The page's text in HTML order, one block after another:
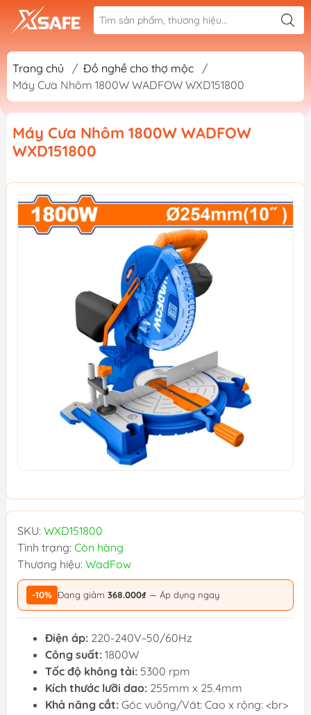
Trang chủ / Đồ nghề cho thợ mộc
/
Máy Cưa Nhôm 1800W WADFOW WXD151800
Máy Cưa Nhôm 1800W WADFOW
WXD151800
SKU: WXD151800
Tình trạng: Còn hàng
Thương hiệu: WadFow
-10% Đang giảm 368.000₫ — Áp dụng ngay
Điện áp: 220-240V~50/60Hz
Công suất: 1800W
Tốc độ không tải: 5300 rpm
Kích thước lưỡi dao: 255mm x 25.4mm
Khả năng cắt: Góc vuông/Vát: Cao x rộng: <br>